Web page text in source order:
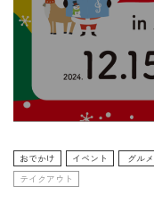
おでかけ イベント グルメ
テイクアウト